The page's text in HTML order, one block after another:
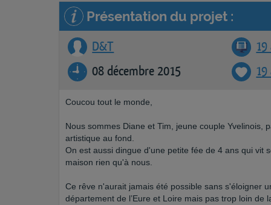
Présentation du projet :
D&T 19
08 décembre 2015
19
Coucou tout le monde,
Nous sommes Diane et Tim, jeune couple
artistique au fond.
On est aussi dingue d'une petite fée de 4 ans qui vit
maison rien qu'à nous.
Ce rêve n'aurait jamais été possible sans s'éloigner
département de l’Eure et Loire mais pas trop loin de